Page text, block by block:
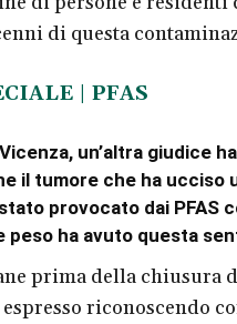
di questa
| PFAS
un’altra giudice
il tumore che ha ucciso
provocato dai PFAS
peso ha avuto questa
prima della chiusura
riconoscendo